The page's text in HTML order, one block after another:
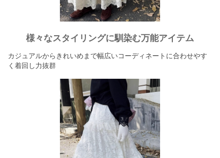
様々なスタイリングに馴染む万能アイテム
カジュアルからきれいめまで幅広いコーディネートに合わせやす
く着回し力抜群